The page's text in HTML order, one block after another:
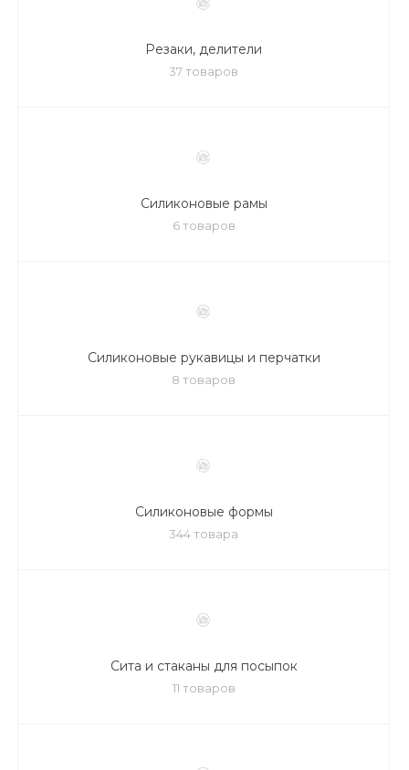
Резаки, делители
37 товаров
Силиконовые рамы
6 товаров
Силиконовые рукавицы и перчатки
8 товаров
Силиконовые формы
344 товара
Сита и стаканы для посыпок
11 товаров